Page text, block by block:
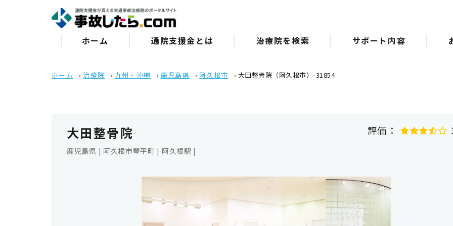
ホーム 通院⽀援⾦とは 治療院を検索 サポート内容
ホーム ›治療院 › 九州・沖縄 › 鹿児島県 › 阿久根市 › 大田整骨院（阿久根市）-31854
大田整骨院
鹿児島県 | 阿久根市琴平町 | 阿久根駅 |
評価：